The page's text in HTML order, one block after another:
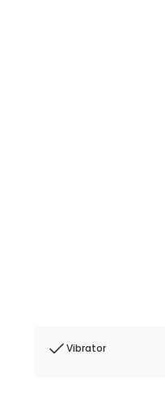
Vibrator